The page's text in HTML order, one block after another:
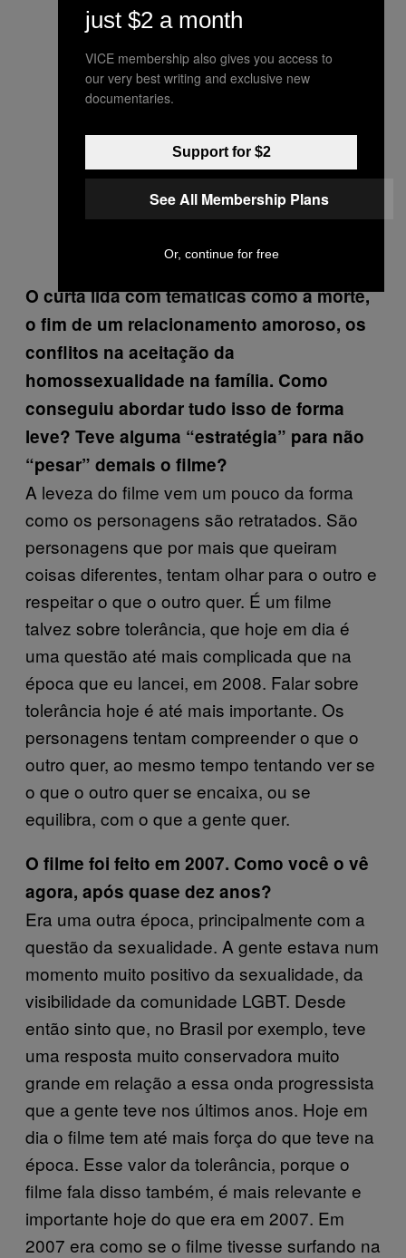
O curta lida com temáticas como a morte,
o fim de um relacionamento amoroso, os
conflitos na aceitação da
homossexualidade na família. Como
conseguiu abordar tudo isso de forma
leve? Teve alguma “estratégia” para não
“pesar” demais o filme?
A leveza do filme vem um pouco da forma
como os personagens são retratados. São
personagens que por mais que queiram
coisas diferentes, tentam olhar para o outro e
respeitar o que o outro quer. É um filme
talvez sobre tolerância, que hoje em dia é
uma questão até mais complicada que na
época que eu lancei, em 2008. Falar sobre
tolerância hoje é até mais importante. Os
personagens tentam compreender o que o
outro quer, ao mesmo tempo tentando ver se
o que o outro quer se encaixa, ou se
equilibra, com o que a gente quer.
O filme foi feito em 2007. Como você o vê
agora, após quase dez anos?
Era uma outra época, principalmente com a
questão da sexualidade. A gente estava num
momento muito positivo da sexualidade, da
visibilidade da comunidade LGBT. Desde
então sinto que, no Brasil por exemplo, teve
uma resposta muito conservadora muito
grande em relação a essa onda progressista
que a gente teve nos últimos anos. Hoje em
dia o filme tem até mais força do que teve na
época. Esse valor da tolerância, porque o
filme fala disso também, é mais relevante e
importante hoje do que era em 2007. Em
2007 era como se o filme tivesse surfando na
just $2 a month
VICE membership also gives you access to
our very best writing and exclusive new
documentaries.
Support for $2
See All Membership Plans
Or, continue for free